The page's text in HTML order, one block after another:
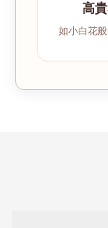
高
如小白花